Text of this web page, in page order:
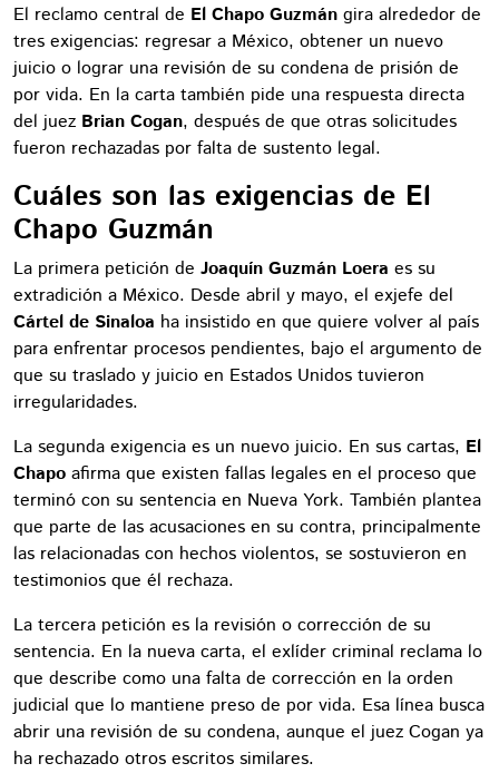
El reclamo central de El Chapo Guzmán gira alrededor de
tres exigencias: regresar a México, obtener un nuevo
juicio o lograr una revisión de su condena de prisión de
por vida. En la carta también pide una respuesta directa
del juez Brian Cogan, después de que otras solicitudes
fueron rechazadas por falta de sustento legal.
Cuáles son las exigencias de El
Chapo Guzmán
La primera petición de Joaquín Guzmán Loera es su
extradición a México. Desde abril y mayo, el exjefe del
Cártel de Sinaloa ha insistido en que quiere volver al país
para enfrentar procesos pendientes, bajo el argumento de
que su traslado y juicio en Estados Unidos tuvieron
irregularidades.
La segunda exigencia es un nuevo juicio. En sus cartas, El
Chapo afirma que existen fallas legales en el proceso que
terminó con su sentencia en Nueva York. También plantea
que parte de las acusaciones en su contra, principalmente
las relacionadas con hechos violentos, se sostuvieron en
testimonios que él rechaza.
La tercera petición es la revisión o corrección de su
sentencia. En la nueva carta, el exlíder criminal reclama lo
que describe como una falta de corrección en la orden
judicial que lo mantiene preso de por vida. Esa línea busca
abrir una revisión de su condena, aunque el juez Cogan ya
ha rechazado otros escritos similares.